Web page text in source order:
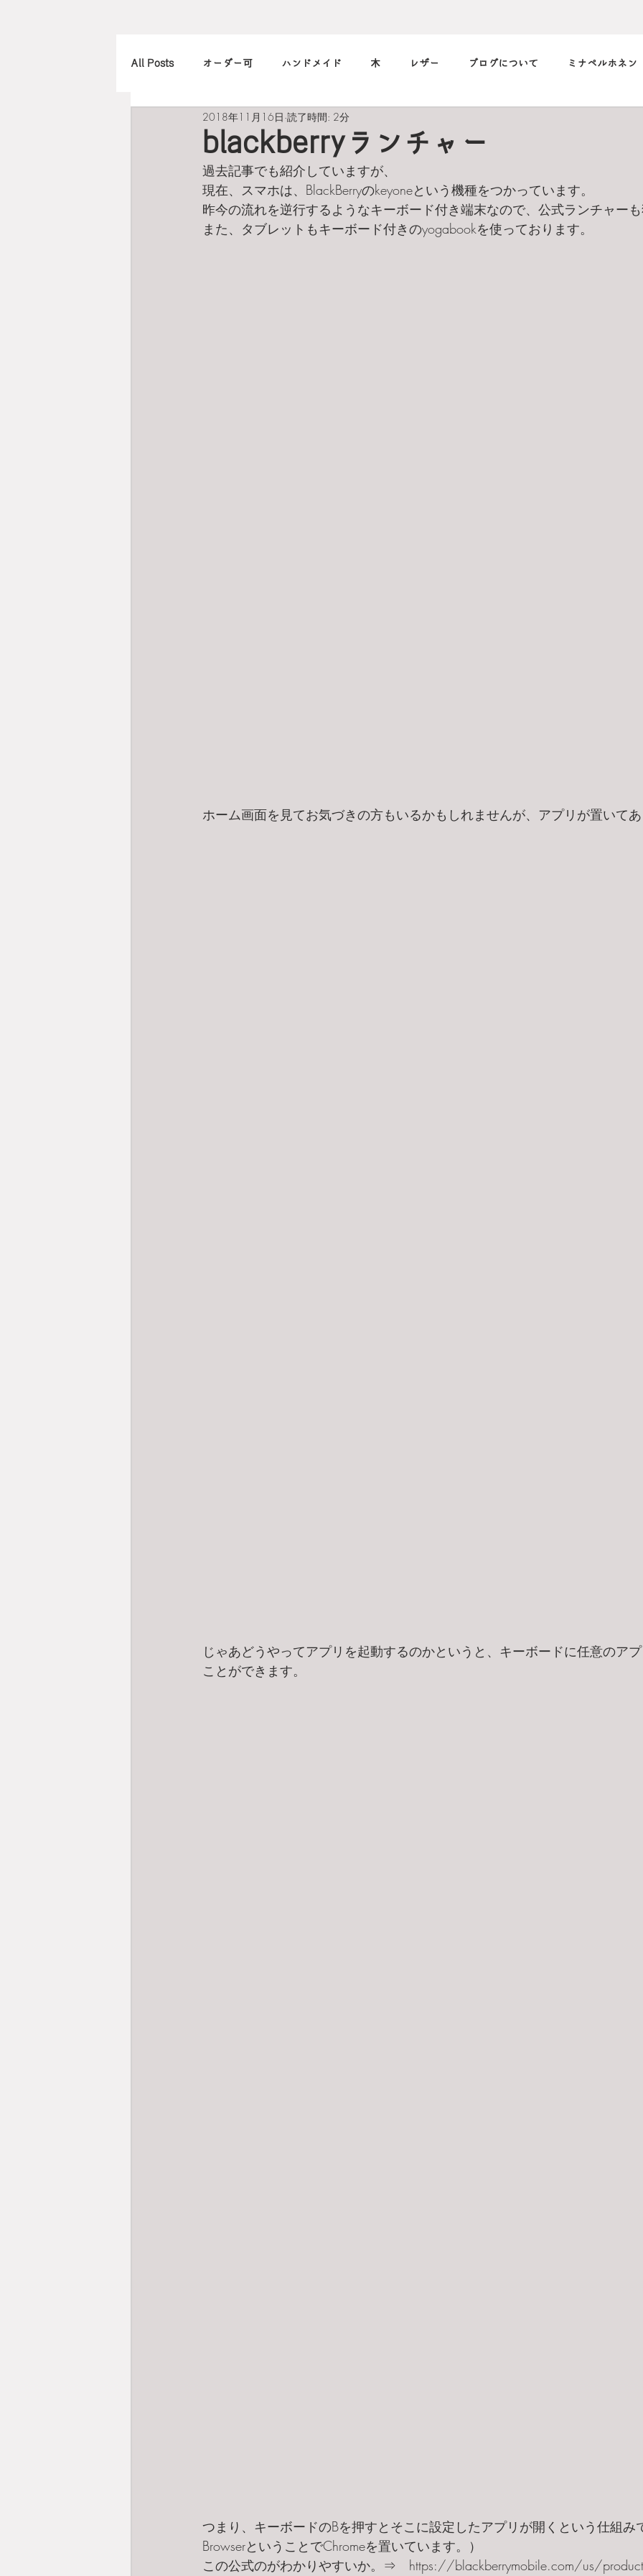
All Posts オーダー可 ハンドメイド 木 レザー ブログについて ミナペルホネン
カメラ 本 筆記用具
art 買ったもの 小休止の
blackberryランチャー
2018年11月16日 読了時間: 2分
過去記事でも紹介していますが、
現在、スマホは、BlackBerryのkeyoneという機種をつかっています。
昨今の流れを逆行するようなキーボード付き端末なので、公式ランチャーも
また、タブレットもキーボード付きのyogabookを使っております。
ホーム画面を見てお気づきの方もいるかもしれませんが、アプリが置いてあ
じゃあどうやってアプリを起動するのかというと、キーボードに任意のア
ことができます。
つまり、キーボードのBを押すとそこに設定したアプリが開くという仕組み
BrowserということでChromeを置いています。）
この公式のがわかりやすいか。⇒　https://blackberrymobile.com/us/